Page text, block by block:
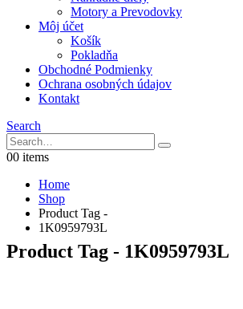
Motory a Prevodovky
Môj účet
Košík
Pokladňa
Obchodné Podmienky
Ochrana osobných údajov
Kontakt
Search
00 items
Home
Shop
Product Tag -
1K0959793L
Product Tag - 1K0959793L